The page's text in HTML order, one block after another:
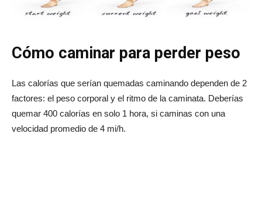
Cómo caminar para perder peso
Las calorías que serían quemadas caminando dependen de 2
factores: el peso corporal y el ritmo de la caminata. Deberías
quemar 400 calorías en solo 1 hora, si caminas con una
velocidad promedio de 4 mi/h.